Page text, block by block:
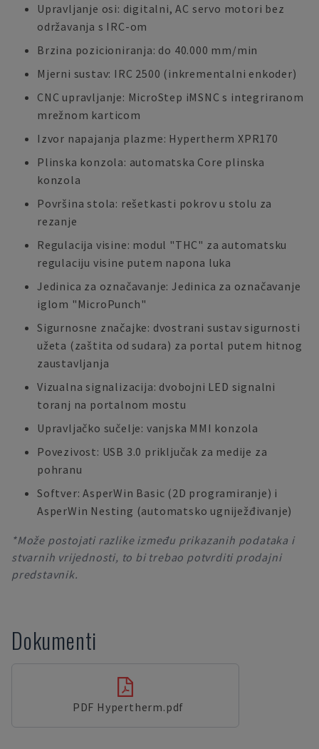
Upravljanje osi: digitalni, AC servo motori bez
održavanja s IRC-om
Brzina pozicioniranja: do 40.000 mm/min
Mjerni sustav: IRC 2500 (inkrementalni enkoder)
CNC upravljanje: MicroStep iMSNC s integriranom
mrežnom karticom
Izvor napajanja plazme: Hypertherm XPR170
Plinska konzola: automatska Core plinska
konzola
Površina stola: rešetkasti pokrov u stolu za
rezanje
Regulacija visine: modul "THC" za automatsku
regulaciju visine putem napona luka
Jedinica za označavanje: Jedinica za označavanje
iglom "MicroPunch"
Sigurnosne značajke: dvostrani sustav sigurnosti
užeta (zaštita od sudara) za portal putem hitnog
zaustavljanja
Vizualna signalizacija: dvobojni LED signalni
toranj na portalnom mostu
Upravljačko sučelje: vanjska MMI konzola
Povezivost: USB 3.0 priključak za medije za
pohranu
Softver: AsperWin Basic (2D programiranje) i
AsperWin Nesting (automatsko ugniježđivanje)
*Može postojati razlike između prikazanih podataka i
stvarnih vrijednosti, to bi trebao potvrditi prodajni
predstavnik.
Dokumenti
PDF Hypertherm.pdf